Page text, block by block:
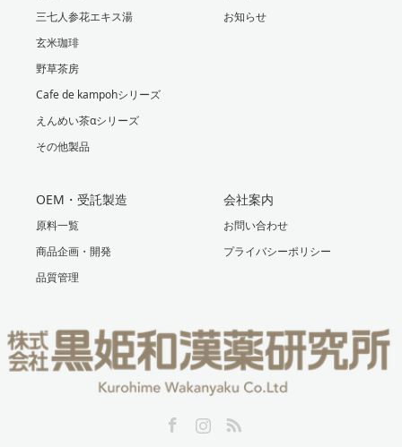
三七人参花エキス湯
玄米珈琲
野草茶房
Cafe de kampohシリーズ
えんめい茶αシリーズ
その他製品
お知らせ
OEM・受託製造
原料一覧
商品企画・開発
品質管理
会社案内
お問い合わせ
プライバシーポリシー